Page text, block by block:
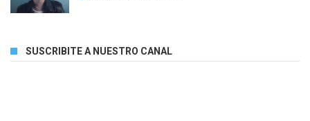
SUSCRIBITE A NUESTRO CANAL